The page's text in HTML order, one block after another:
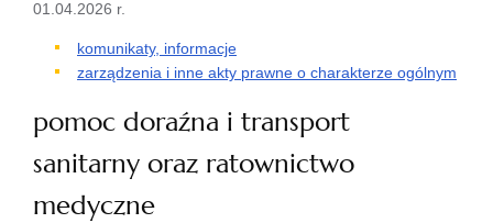
01.04.2026 r.
komunikaty, informacje
zarządzenia i inne akty prawne o charakterze ogólnym
pomoc doraźna i transport
sanitarny oraz ratownictwo
medyczne